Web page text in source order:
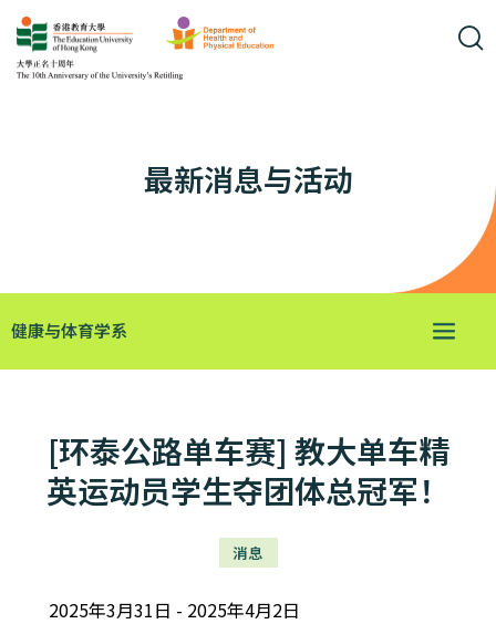
最新消息与活动
健康与体育学系
[环泰公路单车赛] 教大单车精
英运动员学生夺团体总冠军！
消息
2025年3月31日 2025年4月2日